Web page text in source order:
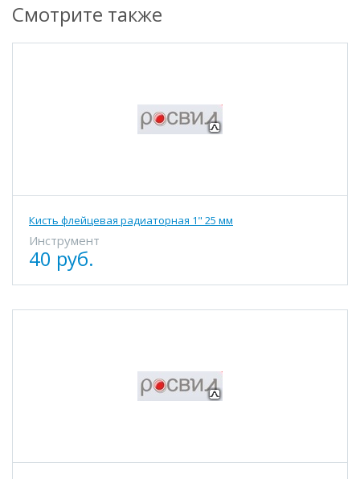
Смотрите также
Кисть флейцевая радиаторная 1" 25 мм
Инструмент
40 руб.